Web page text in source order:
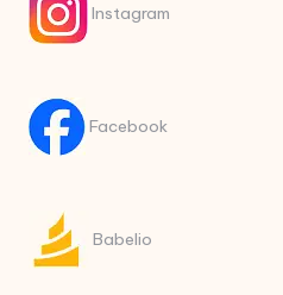
Instagram
Facebook
Babelio